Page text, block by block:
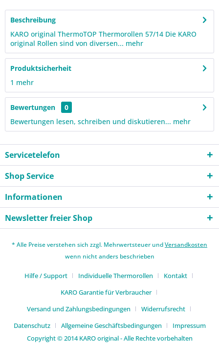
Beschreibung
KARO original ThermoTOP Thermorollen 57/14 Die KARO
original Rollen sind von diversen... mehr
Produktsicherheit
1 mehr
Bewertungen
0
Bewertungen lesen, schreiben und diskutieren... mehr
Servicetelefon
Shop Service
Informationen
Newsletter freier Shop
* Alle Preise verstehen sich zzgl. Mehrwertsteuer undVersandkosten
wenn nicht anders beschrieben
Hilfe / Support Individuelle Thermorollen
Kontakt
KARO Garantie für Verbraucher
Versand und Zahlungsbedingungen
Widerrufsrecht
Datenschutz
Allgemeine Geschäftsbedingungen
Impressum
Copyright © 2014 KARO original - Alle Rechte vorbehalten